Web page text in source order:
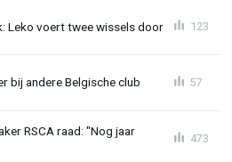
Leko voert twee wissels door 123
bij andere Belgische club 57
RSCA raad: "Nog jaar
473